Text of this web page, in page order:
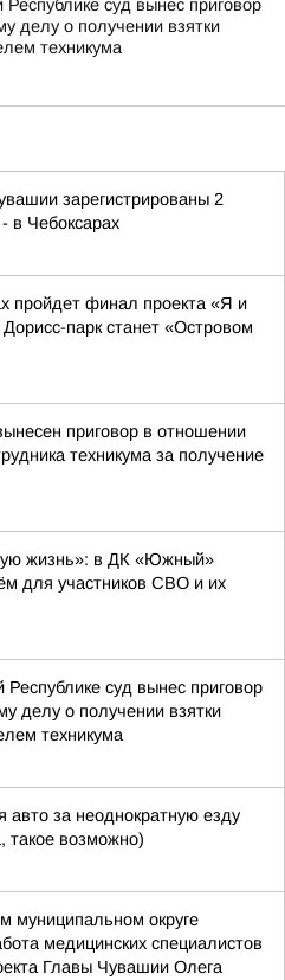
суд вынес приговор
делу о получении взятки
техникума
зарегистрированы 2
в Чебоксарах
пройдет финал проекта «Я и
парк станет «Островом
приговор в отношении
техникума за получение
жизнь»: в ДК «Южный»
для участников СВО и их
суд вынес приговор
делу о получении взятки
техникума
авто за неоднократную езду
такое возможно)
муниципальном округе
медицинских специалистов
Главы Чувашии Олега